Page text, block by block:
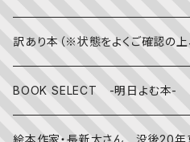
文房具
その他
訳あり本（※状態をよくご確認の上
BOOK SELECT -明日よむ本-
絵本作家・長新太さん 没後20年